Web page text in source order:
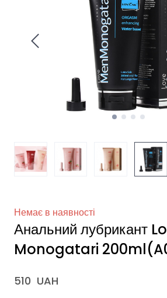
Немає в наявності
Анальний лубрикант
Monogatari 200ml
510  UAH